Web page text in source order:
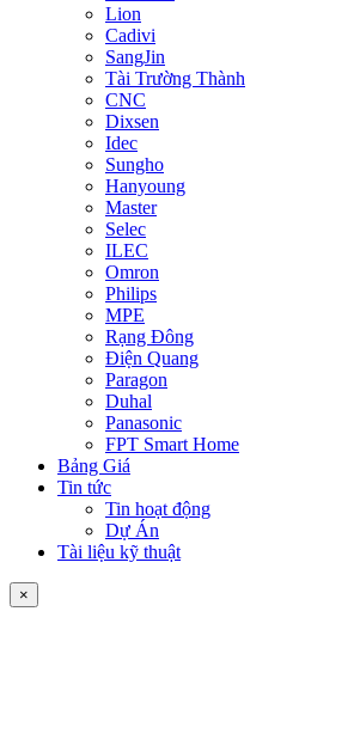
Lion
Cadivi
SangJin
Tài Trường Thành
CNC
Dixsen
Idec
Sungho
Hanyoung
Master
Selec
ILEC
Omron
Philips
MPE
Rạng Đông
Điện Quang
Paragon
Duhal
Panasonic
FPT Smart Home
Bảng Giá
Tin tức
Tin hoạt động
Dự Án
Tài liệu kỹ thuật
×